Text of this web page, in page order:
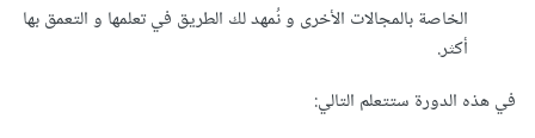
الخاصة بالمجالات الأخرى و نُمهد لك الطريق في تعلمها و التعمق بها
أكثر.
في هذه الدورة ستتعلم التالي: